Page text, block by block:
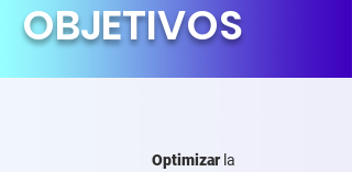
OBJETIVOS
Optimizarla